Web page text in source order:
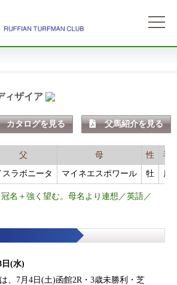
ィザイア
タログを見る 父馬紹介を見る
父 母 性 毛
スラボニータ マイネエスポワール 牡 鹿
名＋強く望む。母名より連想／英語／
日(水)
、7月4日(土)函館2R・3歳未勝利・芝
員サービスとイベント
申込方法
用と分配等
ラブ規約
集馬ラインナップ
集馬情報一覧
走確定
走結果
馬情報
属馬一覧
集
お問い合わせ
ログイン
パスワードをお忘れの方